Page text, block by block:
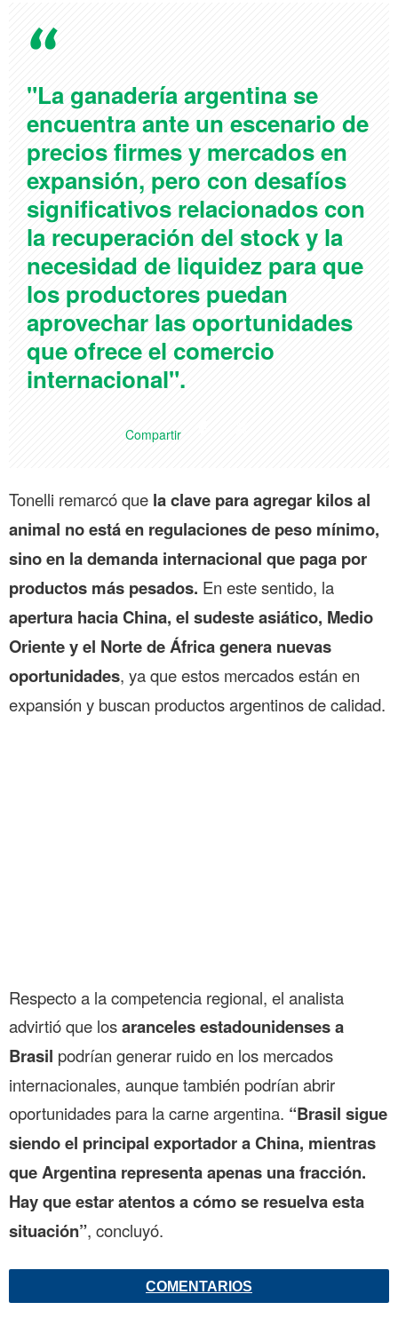
"La ganadería argentina se
encuentra ante un escenario de
precios firmes y mercados en
expansión, pero con desafíos
significativos relacionados con
la recuperación del stock y la
necesidad de liquidez para que
los productores puedan
aprovechar las oportunidades
que ofrece el comercio
internacional".
Compartir
Tonelli remarcó que la clave para agregar kilos al
animal no está en regulaciones de peso mínimo,
sino en la demanda internacional que paga por
productos más pesados. En este sentido, la
apertura hacia China, el sudeste asiático, Medio
Oriente y el Norte de África genera nuevas
oportunidades, ya que estos mercados están en
expansión y buscan productos argentinos de calidad.
Respecto a la competencia regional, el analista
advirtió que losaranceles estadounidenses a
Brasil podrían generar ruido en los mercados
internacionales, aunque también podrían abrir
oportunidades para la carne argentina. “Brasil sigue
siendo el principal exportador a China, mientras
que Argentina representa apenas una fracción.
Hay que estar atentos a cómo se resuelva esta
situación”, concluyó.
COMENTARIOS